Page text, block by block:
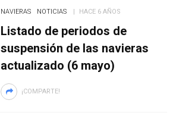
NAVIERAS NOTICIAS HACE 6 AÑOS
Listado de periodos de
suspensión de las navieras
actualizado (6 mayo)
¡COMPARTE!